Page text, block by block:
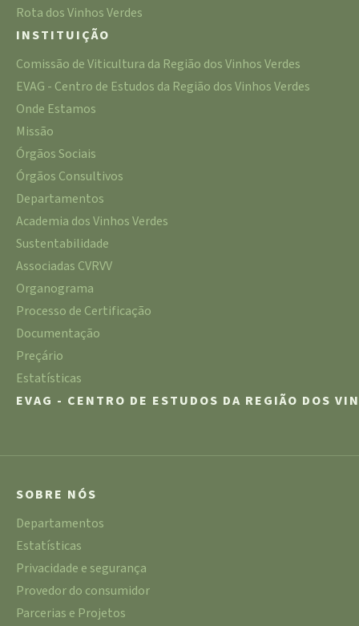
Rota dos Vinhos Verdes
INSTITUIÇÃO
Comissão de Viticultura da Região dos Vinhos Verdes
EVAG - Centro de Estudos da Região dos Vinhos Verdes
Onde Estamos
Missão
Órgãos Sociais
Órgãos Consultivos
Departamentos
Academia dos Vinhos Verdes
Sustentabilidade
Associadas CVRVV
Organograma
Processo de Certificação
Documentação
Preçário
Estatísticas
EVAG - CENTRO DE ESTUDOS DA REGIÃO DOS
SOBRE NÓS
Departamentos
Estatísticas
Privacidade e segurança
Provedor do consumidor
Parcerias e Projetos